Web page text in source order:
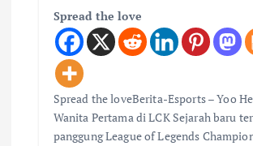
Spread the love
Spread the loveBerita-Esports – Yoo
Wanita Pertama di LCK Sejarah baru
panggung League of Legends